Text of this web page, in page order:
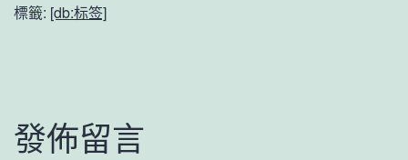
標籤: [db:标签]
發佈留言